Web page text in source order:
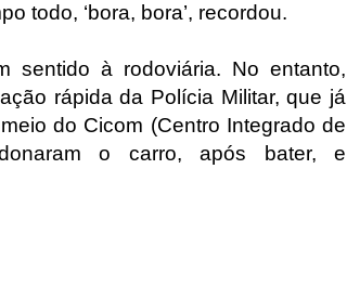
todo, ‘bora, bora’, recordou.
sentido à rodoviária. No entanto,
rápida da Polícia Militar, que já
do Cicom (Centro Integrado de
o carro, após bater, e